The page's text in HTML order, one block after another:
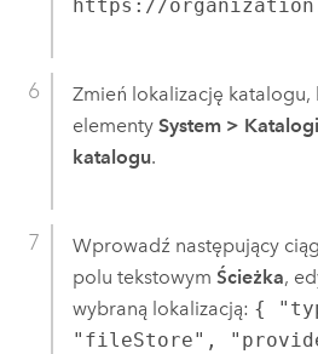
https://
Zmień lokalizację katalogu,
elementy System > Katalogi
katalogu.
Wprowadź następujący
polu tekstowym Ścieżka,
wybraną lokalizacją: {
"fileStore",